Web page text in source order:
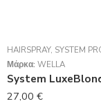
HAIRSPRAY, SYSTEM
Μάρκα: WELLA
System
27,00 €